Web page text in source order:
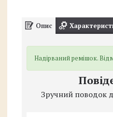
Опис
Надірваний ремішок.
Зручний поводок